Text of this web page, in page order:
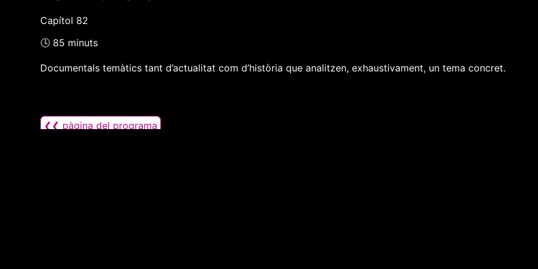
Capítol 82
🕓 85 minuts
Documentals temàtics tant d’actualitat com d’història que analitzen, exhaustivament, un tema concret.
❮❮ pàgina del programa